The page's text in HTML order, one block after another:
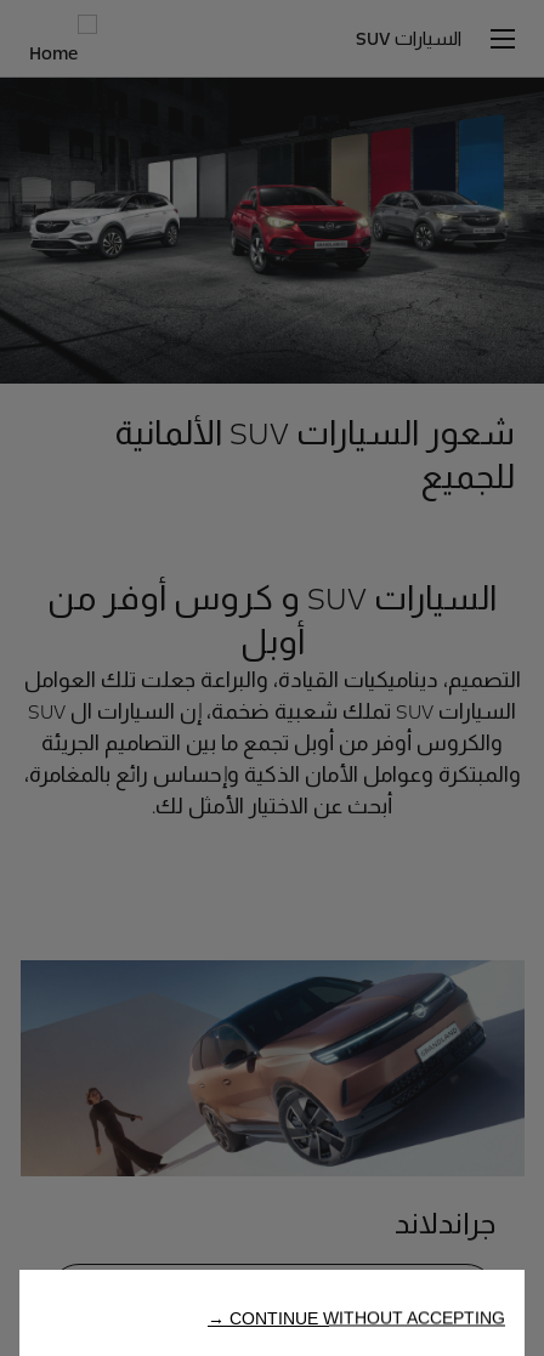
السيارات SUV
شعور السيارات SUV الألمانية
للجميع
السيارات SUV و كروس أوفر من
أوبل
التصميم، ديناميكيات القيادة، والبراعة جعلت تلك العوامل
السيارات SUV تملك شعبية ضخمة، إن السيارات ال SUV
والكروس أوفر من أوبل تجمع ما بين التصاميم الجريئة
والمبتكرة وعوامل الأمان الذكية وإحساس رائع بالمغامرة،
أبحث عن الاختيار الأمثل لك.
جراندلاند
CONTINUE WITHOUT ACCEPTING →